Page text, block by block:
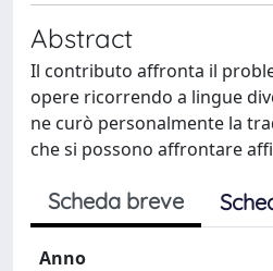
Abstract
Il contributo affronta il
opere ricorrendo a lingue
ne curò personalmente la
che si possono affrontare
Scheda breve
Anno